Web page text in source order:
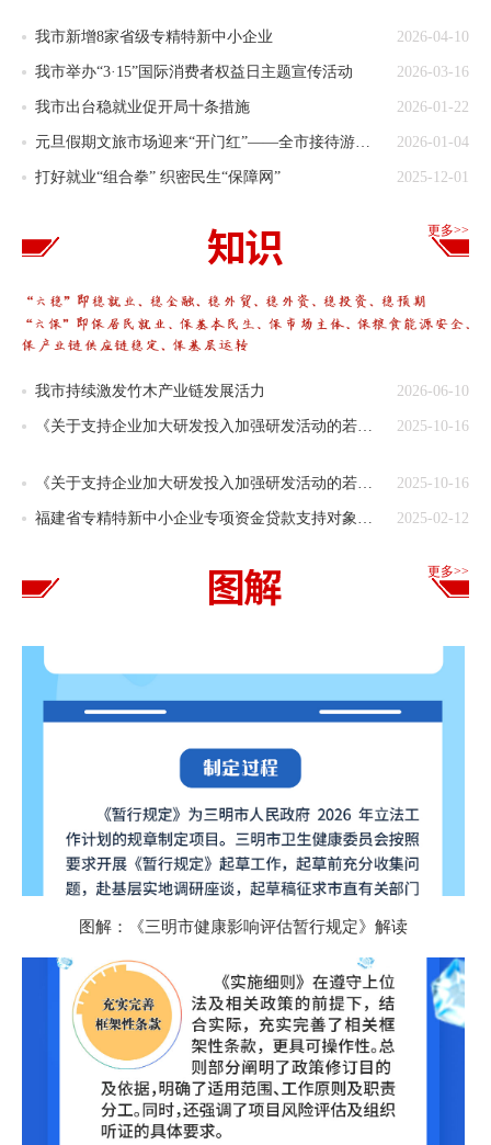
2026-04-10
我市新增8家省级专精特新中小企业
2026-03-16
我市举办“3·15”国际消费者权益日主题宣传活动
2026-01-22
我市出台稳就业促开局十条措施
2026-01-04
元旦假期文旅市场迎来“开门红”——全市接待游客78.66万人次，旅游总花费4.61亿元
2025-12-01
打好就业“组合拳” 织密民生“保障网”
更多>>
2026-06-10
我市持续激发竹木产业链发展活力
2025-10-16
《关于支持企业加大研发投入加强研发活动的若干措施》在支持企业研发平台建设方面有什么新的规定？
2025-10-16
《关于支持企业加大研发投入加强研发活动的若干措施》在重点产业领域有什么新的要求？
2025-02-12
福建省专精特新中小企业专项资金贷款支持对象有哪些？
更多>>
图解：《三明市健康影响评估暂行规定》解读